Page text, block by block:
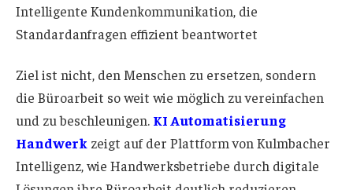
Intelligente Kundenkommunikation, die
Standardanfragen effizient beantwortet
Ziel ist nicht, den Menschen zu ersetzen, sondern
die Büroarbeit so weit wie möglich zu vereinfachen
und zu beschleunigen. KI Automatisierung
Handwerk zeigt auf der Plattform von Kulmbacher
Intelligenz, wie Handwerksbetriebe durch digitale